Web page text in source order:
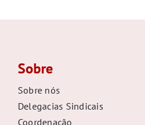
Sobre
Sobre nós
Delegacias Sindicais
Coordenação